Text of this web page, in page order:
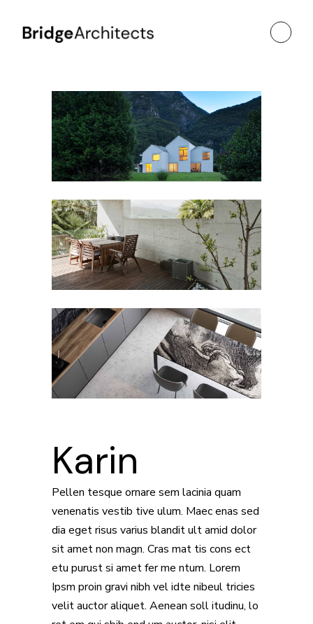
Karin
Pellen tesque ornare sem lacinia quam
venenatis vestib tive ulum. Maec enas sed
dia eget risus varius blandit ult amid dolor
sit amet non magn. Cras mat tis cons ect
etu purust si amet fer me ntum. Lorem
Ipsm proin gravi nibh vel idte nibeul tricies
velit auctor aliquet. Aenean soll itudinu, lo